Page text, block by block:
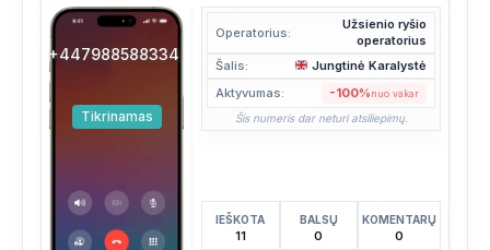
+447988588334
Tikrinamas
Operatorius:
Užsienio ryšio
operatorius
Šalis:
Jungtinė Karalystė
Aktyvumas:
-100%nuo vakar
Šis numeris dar neturi atsiliepimų.
IEŠKOTA
11
BALSŲ
0
KOMENTARŲ
0